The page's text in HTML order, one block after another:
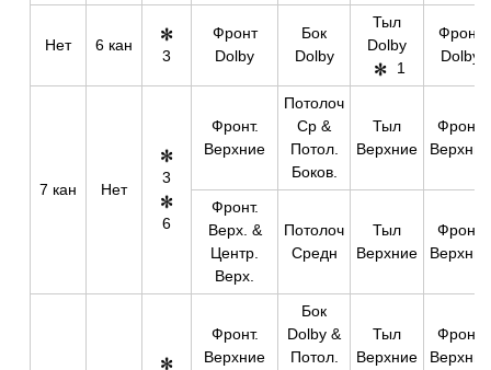
Нет 6 кан
3
Фронт
Dolby
Бок
Dolby
Тыл
Dolby
1
Фронт
Dolby
7 кан Нет
3
6
Фронт.
Верхние
Потолоч
Ср &
Потол.
Боков.
Тыл
Верхние
Фронт.
Верхние
Фронт.
Верх. &
Центр.
Верх.
Потолоч
Средн
Тыл
Верхние
Фронт.
Верхние
Фронт.
Верхние
Бок
Dolby &
Потол.
Тыл
Верхние
Фронт.
Верхние